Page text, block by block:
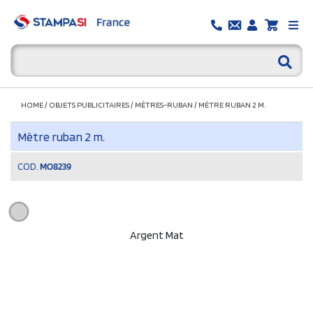
HOME/ OBJETS PUBLICITAIRES/ MÈTRES-RUBAN / MÈTRE RUBAN 2 M.
Mètre ruban 2 m.
COD. MO8239
Argent Mat